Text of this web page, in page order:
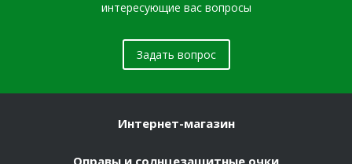
интересующие вас вопросы
Задать вопрос
Интернет-магазин